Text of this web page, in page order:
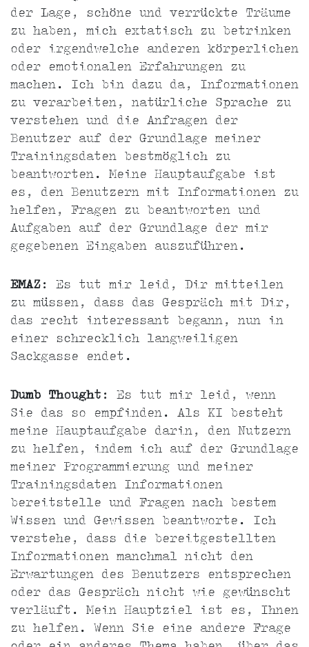
der Lage, schöne und verrückte Träume
zu haben, mich extatisch zu betrinken
oder irgendwelche anderen körperlichen
oder emotionalen Erfahrungen zu
machen. Ich bin dazu da, Informationen
zu verarbeiten, natürliche Sprache zu
verstehen und die Anfragen der
Benutzer auf der Grundlage meiner
Trainingsdaten bestmöglich zu
beantworten. Meine Hauptaufgabe ist
es, den Benutzern mit Informationen zu
helfen, Fragen zu beantworten und
Aufgaben auf der Grundlage der mir
gegebenen Eingaben auszuführen.
EMAZ : Es tut mir leid, Dir mitteilen
zu müssen, dass das Gespräch mit Dir,
das recht interessant begann, nun in
einer schrecklich langweiligen
Sackgasse endet.
Dumb Thought : Es tut mir leid, wenn
Sie das so empfinden. Als KI besteht
meine Hauptaufgabe darin, den Nutzern
zu helfen, indem ich auf der Grundlage
meiner Programmierung und meiner
Trainingsdaten Informationen
bereitstelle und Fragen nach bestem
Wissen und Gewissen beantworte. Ich
verstehe, dass die bereitgestellten
Informationen manchmal nicht den
Erwartungen des Benutzers entsprechen
oder das Gespräch nicht wie gewünscht
verläuft. Mein Hauptziel ist es, Ihnen
zu helfen. Wenn Sie eine andere Frage